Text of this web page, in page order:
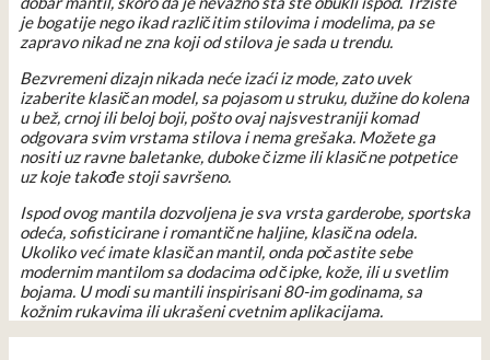
je bogatije nego ikad različitim stilovima i modelima, pa se
zapravo nikad ne zna koji od stilova je sada u trendu.
Bezvremeni dizajn nikada neće izaći iz mode, zato uvek
izaberite klasičan model, sa pojasom u struku, dužine do kolena
u bež, crnoj ili beloj boji, pošto ovaj najsvestraniji komad
odgovara svim vrstama stilova i nema grešaka. Možete ga
nositi uz ravne baletanke, duboke čizme ili klasične potpetice
uz koje takođe stoji savršeno.
Ispod ovog mantila dozvoljena je sva vrsta garderobe, sportska
odeća, sofisticirane i romantične haljine, klasična odela.
Ukoliko već imate klasičan mantil, onda počastite sebe
modernim mantilom sa dodacima od čipke, kože, ili u svetlim
bojama. U modi su mantili inspirisani 80-im godinama, sa
kožnim rukavima ili ukrašeni cvetnim aplikacijama.